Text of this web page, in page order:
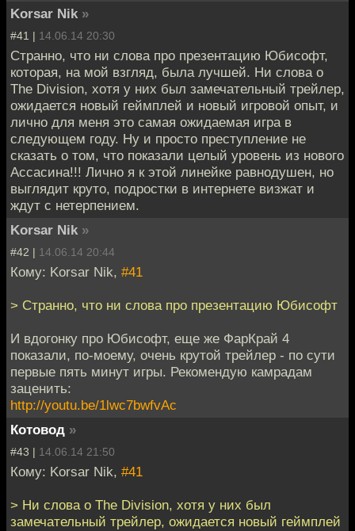
Korsar Nik »
#41 | 14.06.14 20:30
Странно, что ни слова про презентацию Юбисофт,
которая, на мой взгляд, была лучшей. Ни слова о
The Division, хотя у них был замечательный трейлер,
ожидается новый геймплей и новый игровой опыт, и
лично для меня это самая ожидаемая игра в
следующем году. Ну и просто преступление не
сказать о том, что показали целый уровень из нового
Ассасина!!! Лично я к этой линейке равнодушен, но
выглядит круто, подростки в интернете визжат и
ждут с нетерпением.
Korsar Nik »
#42 | 14.06.14 20:44
Кому: Korsar Nik, #41
> Странно, что ни слова про презентацию Юбисофт
И вдогонку про Юбисофт, еще же ФарКрай 4
показали, по-моему, очень крутой трейлер - по сути
первые пять минут игры. Рекомендую камрадам
заценить:
http://youtu.be/1lwc7bwfvAc
Котовод »
#43 | 14.06.14 21:50
Кому: Korsar Nik, #41
> Ни слова о The Division, хотя у них был
замечательный трейлер, ожидается новый геймплей